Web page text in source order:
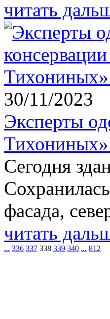
читать
30/11/2023
Эксперты
Сегодня
фасада,
читать
... 336 337 338 339 340 ... 812